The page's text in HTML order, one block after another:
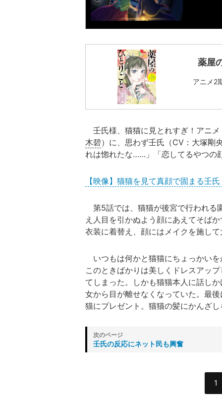
薬屋
アニメ2
壬氏様、猫猫に見とれすぎ！アニメ
木碧）に、思わず壬氏（CV：大塚剛
れは惚れたな……」「恋してるやつの
【映像】猫猫を見て真顔で固まる壬
第5話では、猫猫が後宮で行われる
え人目を引かぬよう顔にあえてそば
衣装に着替え、顔にはメイクを施し
いつもは何かと猫猫にちょっかい
このときばかりは美しくドレスアッ
てしまった。しかも猫猫本人に話し
女から目が離せなくなっていた。最
猫にプレゼント。猫猫の髪にかんざ
壬氏の反応にネット民も興奮
1